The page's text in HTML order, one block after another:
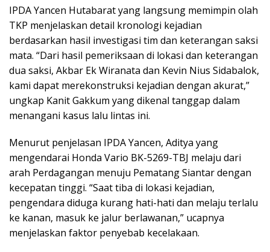
IPDA Yancen Hutabarat yang langsung memimpin olah
TKP menjelaskan detail kronologi kejadian
berdasarkan hasil investigasi tim dan keterangan saksi
mata. “Dari hasil pemeriksaan di lokasi dan keterangan
dua saksi, Akbar Ek Wiranata dan Kevin Nius Sidabalok,
kami dapat merekonstruksi kejadian dengan akurat,”
ungkap Kanit Gakkum yang dikenal tanggap dalam
menangani kasus lalu lintas ini.
Menurut penjelasan IPDA Yancen, Aditya yang
mengendarai Honda Vario BK-5269-TBJ melaju dari
arah Perdagangan menuju Pematang Siantar dengan
kecepatan tinggi. “Saat tiba di lokasi kejadian,
pengendara diduga kurang hati-hati dan melaju terlalu
ke kanan, masuk ke jalur berlawanan,” ucapnya
menjelaskan faktor penyebab kecelakaan.